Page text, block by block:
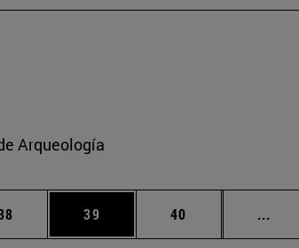
Arqueología
Use TAB para desplazarse.
Página
39 Página
40 ...